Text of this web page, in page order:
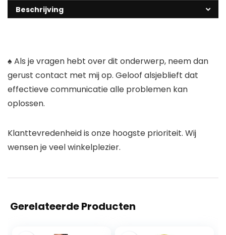
Beschrijving
♠ Als je vragen hebt over dit onderwerp, neem dan
gerust contact met mij op. Geloof alsjeblieft dat
effectieve communicatie alle problemen kan
oplossen.
Klanttevredenheid is onze hoogste prioriteit. Wij
wensen je veel winkelplezier.
Gerelateerde Producten